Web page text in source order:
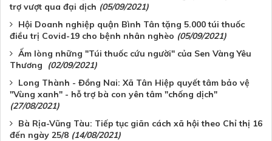
trợ vượt qua đại dịch (05/09/2021)
Hội Doanh nghiệp quận Bình Tân tặng 5.000 túi thuốc
điều trị Covid-19 cho bệnh nhân nghèo (05/09/2021)
Ấm lòng những "Túi thuốc cứu người" của Sen Vàng Yêu
Thương
(02/09/2021)
Long Thành - Đồng Nai: Xã Tân Hiệp quyết tâm bảo vệ
"Vùng xanh" - hỗ trợ bà con yên tâm "chống dịch"
(27/08/2021)
Bà Rịa-Vũng Tàu: Tiếp tục giãn cách xã hội theo Chỉ thị 16
đến ngày 25/8 (14/08/2021)